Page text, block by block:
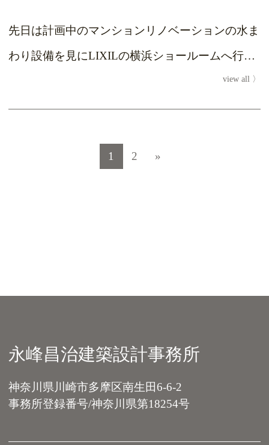
先日は計画中のマンションリノベーションの水ま
わり設備を見にLIXILの横浜ショールームへ行っ
ていました。 実際に商品を体感して細かな仕様...
view all
投稿ナビゲーション
1 2 »
永峰昌治建築設計事務所
神奈川県川崎市多摩区南生田6-6-2
事務所登録番号/神奈川県第18254号